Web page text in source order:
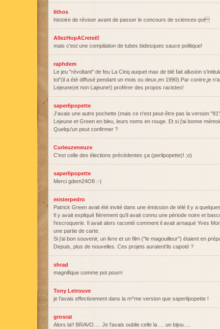
lithos
histoire de réviser avant de passer le concours de sciences-po
AllezHopACreteil!
mais c'est une compilation de tubes bidesques sauce politique!
raphdem
Le jeu "révoltant" de feu La Cinq auquel max de blé fait allusion
toi"(il a été diffusé pendant un mois ou deux,en 1990).Par contre,je
Lejeune(et non Lajeune!) proférer des propos racistes!
saperlipopette
J'avais une autre pochette (mais ce n'est peut-être pas la version
Lejeune et Green en bleu, leurs noms en rouge. Et si j'ai bonne
Quelqu'un peut confirmer ?
Curieuzeneuze
C'est celle des élections précédentes ça (perlipopette)! ;o)
saperlipopette
Merci gdem24O8 :-)
misterpedro
Patrick Green avait été invité dans une émission de télé il y a
Il y avait expliqué fièrement qu'il avait connu une période noire et
l'escroquerie. Il avait alors raconté comment il avait arnaqué Yves
une partie de carte.
Si j'ai bon souvenir, un livre et un film ("le magouilleur") étaient en
Depuis, plus de nouvelles. Ces projets auraient'ils capoté ?
shrad
magnifique comme pot pourri
Tony Letrouve
je l'avais effectivement dans la m^me version que saperlipopette !
grosrat
Alors la!! BRAVO…. Je l'avais oublie celle la … un bijou….